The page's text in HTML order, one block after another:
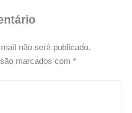
não será publicado.
marcados com *